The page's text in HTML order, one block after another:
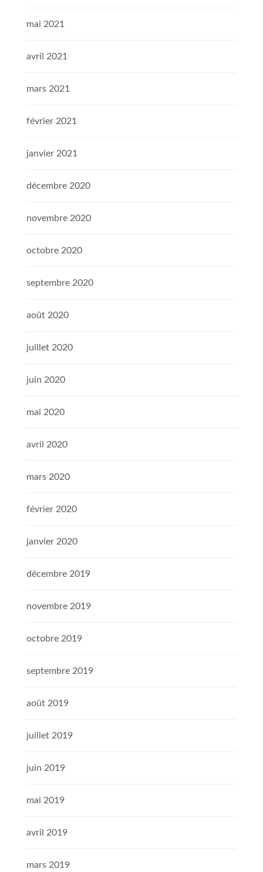
mai 2021
avril 2021
mars 2021
février 2021
janvier 2021
décembre 2020
novembre 2020
octobre 2020
septembre 2020
août 2020
juillet 2020
juin 2020
mai 2020
avril 2020
mars 2020
février 2020
janvier 2020
décembre 2019
novembre 2019
octobre 2019
septembre 2019
août 2019
juillet 2019
juin 2019
mai 2019
avril 2019
mars 2019